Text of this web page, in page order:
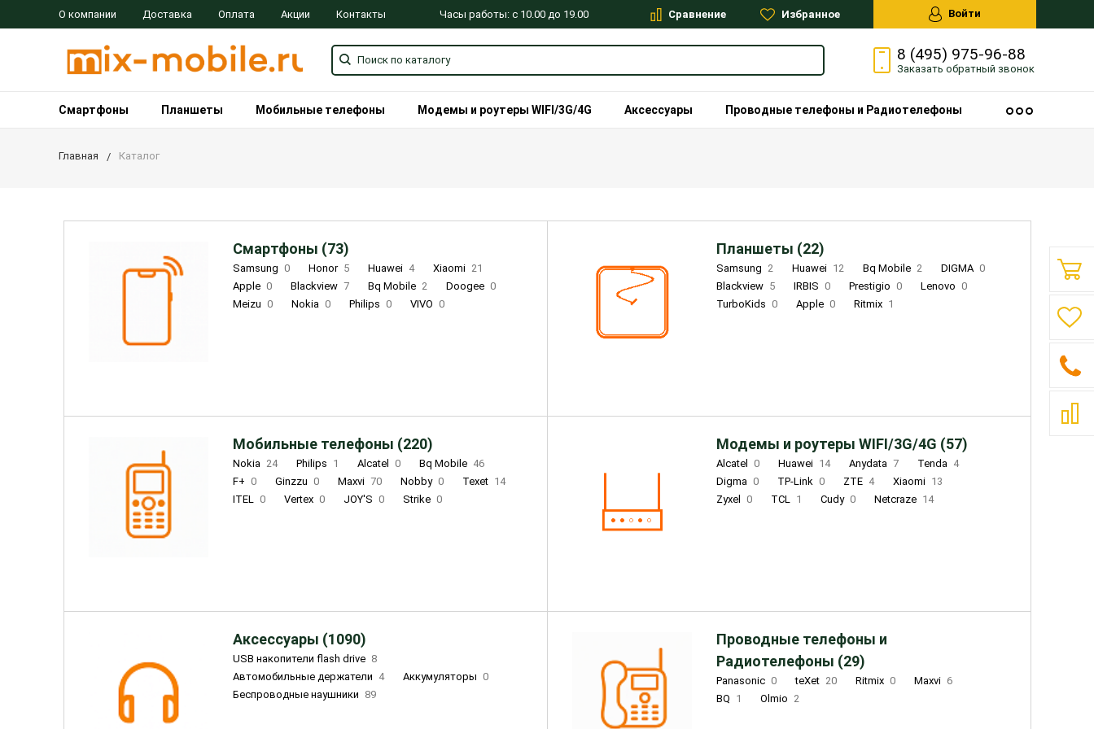
О компании Доставка Оплата Акции Контакты Часы работы: с 10.00 до 19.00 Сравнение Избранное Войти
8 (495) 975-96-88
Заказать обратный звонок
Смартфоны Планшеты Мобильные телефоны Модемы и роутеры WIFI/3G/4G Аксессуары Проводные телефоны и Радиотелефоны
Главная Каталог
Смартфоны (73)
Samsung 0 Honor 5 Huawei 4 Xiaomi 21
Apple 0 Blackview 7 Bq Mobile 2 Doogee 0
Meizu 0 Nokia 0 Philips 0 VIVO 0
Планшеты (22)
Samsung 2 Huawei 12 Bq Mobile 2 DIGMA 0
Blackview 5 IRBIS 0 Prestigio 0 Lenovo 0
TurboKids 0 Apple 0 Ritmix 1
Мобильные телефоны (220)
Nokia 24 Philips 1 Alcatel 0 Bq Mobile 46
F+ 0 Ginzzu 0 Maxvi 70 Nobby 0 Texet 14
ITEL 0 Vertex 0 JOY'S 0 Strike 0
Модемы и роутеры WIFI/3G/4G (57)
Alcatel 0 Huawei 14 Anydata 7 Tenda 4
Digma 0 TP-Link 0 ZTE 4 Xiaomi 13
Zyxel
0 TCL 1 Cudy 0 Netcraze 14
Аксессуары (1090)
USB накопители flash drive 8
Автомобильные держатели 4 Аккумуляторы 0
Беспроводные наушники 89
Проводные телефоны и
Радиотелефоны (29)
Panasonic 0 teXet 20 Ritmix 0 Maxvi 6
BQ 1 Olmio 2